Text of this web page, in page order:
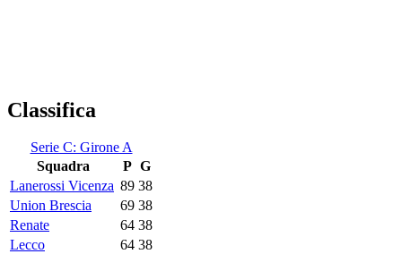
Classifica
Serie C: Girone A
Squadra
P G
Lanerossi Vicenza 89 38
Union Brescia
69 38
Renate
64 38
Lecco
64 38